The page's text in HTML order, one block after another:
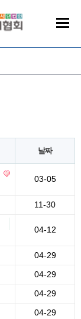
날짜
03-05
11-30
04-12
04-29
04-29
04-29
04-29